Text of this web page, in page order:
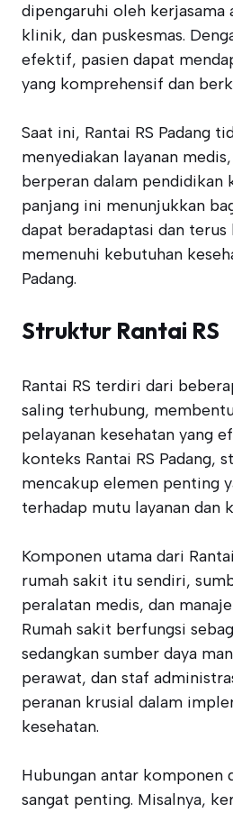
dipengaruhi oleh kerjasama
klinik, dan puskesmas.
efektif, pasien dapat
yang komprehensif dan
Saat ini, Rantai RS Padang
menyediakan layanan
berperan dalam pendidikan
panjang ini menunjukkan
dapat beradaptasi dan
memenuhi kebutuhan
Padang.
Struktur Rantai RS
Rantai RS terdiri dari
saling terhubung,
pelayanan kesehatan yang
konteks Rantai RS Padang,
mencakup elemen penting
terhadap mutu layanan dan
Komponen utama dari
rumah sakit itu sendiri,
peralatan medis, dan
Rumah sakit berfungsi
sedangkan sumber daya
perawat, dan staf
peranan krusial dalam
kesehatan.
Hubungan antar komponen
sangat penting. Misalnya,